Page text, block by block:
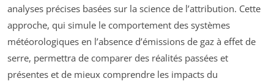
analyses précises basées sur la science de l’attribution. Cette
approche, qui simule le comportement des systèmes
météorologiques en l’absence d’émissions de gaz à effet de
serre, permettra de comparer des réalités passées et
présentes et de mieux comprendre les impacts du